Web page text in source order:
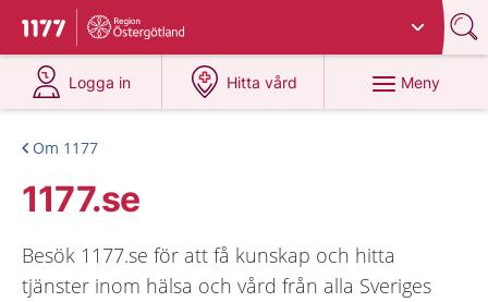
Till startsidan för 1177
Du har valt region
Logga in
på 1177.se
Hitta vård
på 1177.se
Meny
Om 1177
1177.se
Besök 1177.se för att få kunskap och hitta
tjänster inom hälsa och vård från alla Sveriges